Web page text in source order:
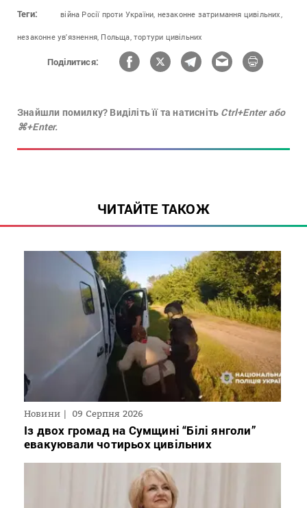
Теги: війна Росії проти України, незаконне затримання цивільних,
незаконне ув'язнення, Польща, тортури цивільних
Поділитися:
Знайшли помилку? Виділіть її та натисніть Ctrl+Enter або
⌘+Enter.
ЧИТАЙТЕ ТАКОЖ
Новини 09 Серпня 2026
Із двох громад на Сумщині “Білі янголи”
евакуювали чотирьох цивільних